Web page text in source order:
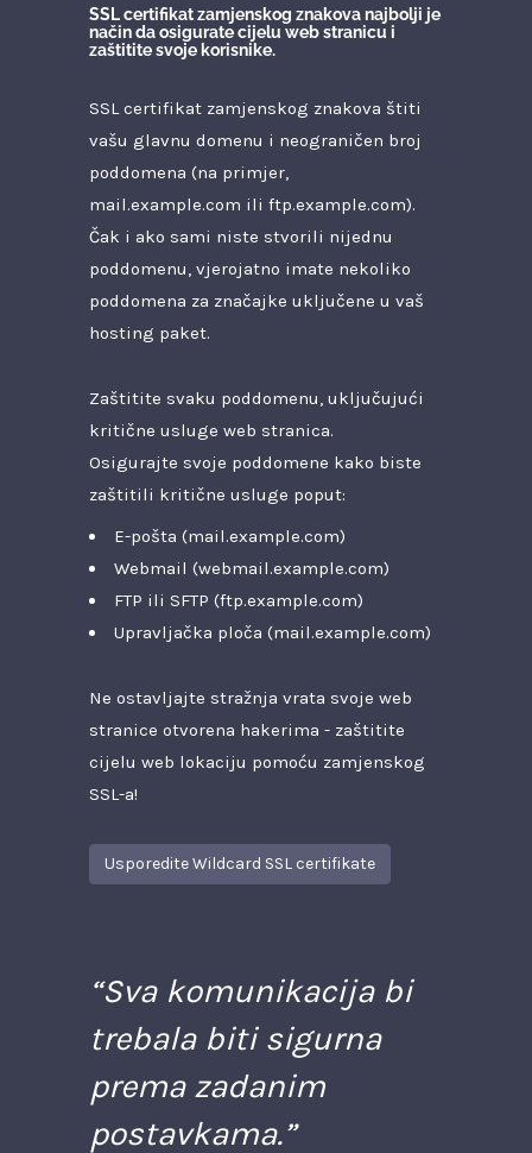
SSL certifikat zamjenskog znakova najbolji je
način da osigurate cijelu web stranicu i
zaštitite svoje korisnike.
SSL certifikat zamjenskog znakova štiti
vašu glavnu domenu i neograničen broj
poddomena (na primjer,
mail.example.com ili ftp.example.com).
Čak i ako sami niste stvorili nijednu
poddomenu, vjerojatno imate nekoliko
poddomena za značajke uključene u vaš
hosting paket.
Zaštitite svaku poddomenu, uključujući
kritične usluge web stranica.
Osigurajte svoje poddomene kako biste
zaštitili kritične usluge poput:
E-pošta (mail.example.com)
Webmail (webmail.example.com)
FTP ili SFTP (ftp.example.com)
Upravljačka ploča (mail.example.com)
Ne ostavljajte stražnja vrata svoje web
stranice otvorena hakerima - zaštitite
cijelu web lokaciju pomoću zamjenskog
SSL-a!
Usporedite Wildcard SSL certifikate
Sva komunikacija bi
trebala biti sigurna
prema zadanim
postavkama.